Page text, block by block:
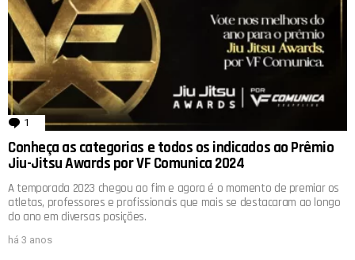
1 comentário
Conheça as categorias e todos os indicados ao Prêmio
Jiu-Jitsu Awards por VF Comunica 2024
A temporada 2023 chegou ao fim e agora é o momento de premiar os
atletas, professores e profissionais que mais se destacaram ao longo
do ano em diversas posições.
há 3 anos